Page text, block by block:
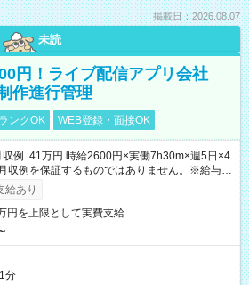
掲載日：2026.08.07
未読
円！ライブ配信アプリ会社
作進行管理
ンクOK WEB登録・面接OK
例 41万円 時給2600円×実働7h30m×週5日×4
例を保証するものではありません。※給与即
用可（利用条件有）
給あり
円を上限として実費支給
分